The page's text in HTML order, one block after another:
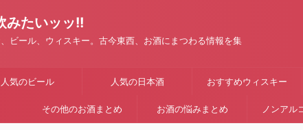
みたいッッ!!
ビール、ウィスキー。古今東西、お酒にまつわる情報を集
人気のビール 人気の日本酒 おすすめウィスキー
その他のお酒まとめ お酒の悩みまとめ ノンアル